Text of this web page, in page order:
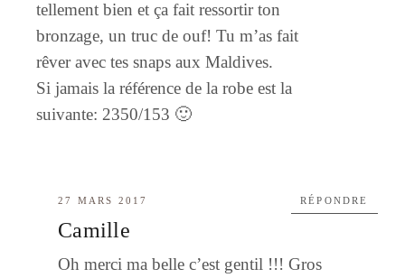
tellement bien et ça fait ressortir ton
bronzage, un truc de ouf! Tu m’as fait
rêver avec tes snaps aux Maldives.
Si jamais la référence de la robe est la
suivante: 2350/153 🙂
27 MARS 2017
Camille
Oh merci ma belle c’est gentil !!! Gros
RÉPONDRE